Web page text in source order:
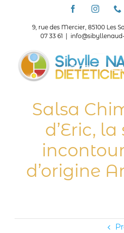
Facebook
9, rue des Mercier, 85100 Les
07 33 61
Salsa
d’Eric,
d’origine